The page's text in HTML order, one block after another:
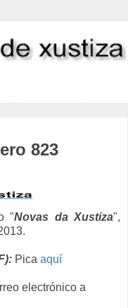
823
"Novas da Xustiza",
Pica aquí
electrónico a